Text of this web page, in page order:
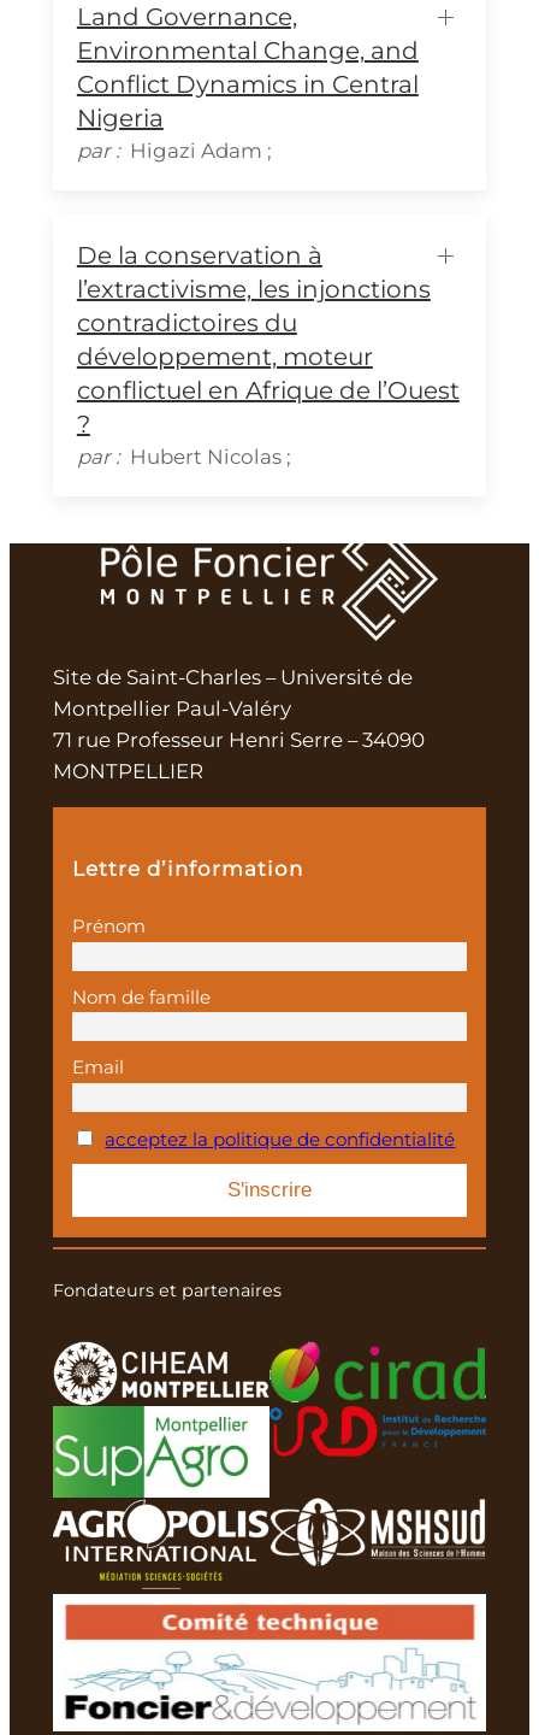
Land Governance,
Environmental Change, and
Conflict Dynamics in Central
Nigeria
par : Higazi Adam ;
De la conservation à
l’extractivisme, les injonctions
contradictoires du
développement, moteur
conflictuel en Afrique de l’Ouest
?
par : Hubert Nicolas;
Site de Saint-Charles – Université de
Montpellier Paul-Valéry
71 rue Professeur Henri Serre – 34090
MONTPELLIER
Lettre d’information
Prénom
Nom de famille
Email
acceptez la politique de confidentialité
Fondateurs et partenaires